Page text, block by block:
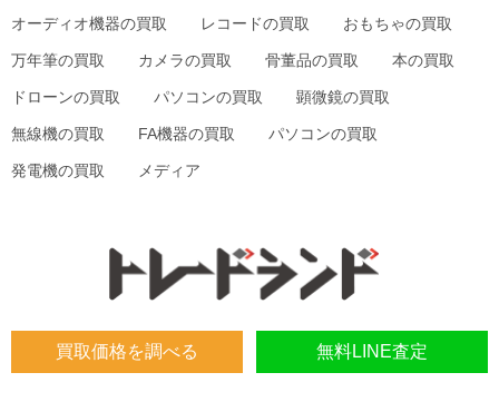
買取価格を調べる 無料LINE査定
オーディオ機器の買取 レコードの買取 おもちゃの買取
万年筆の買取 カメラの買取 骨董品の買取 本の買取
ドローンの買取 パソコンの買取 顕微鏡の買取
無線機の買取 FA機器の買取 パソコンの買取
発電機の買取 メディア